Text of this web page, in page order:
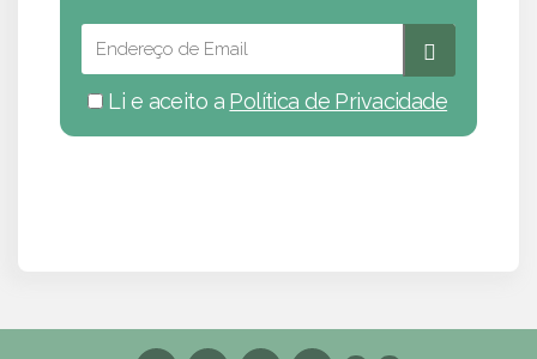
Li e aceito a Política de Privacidade